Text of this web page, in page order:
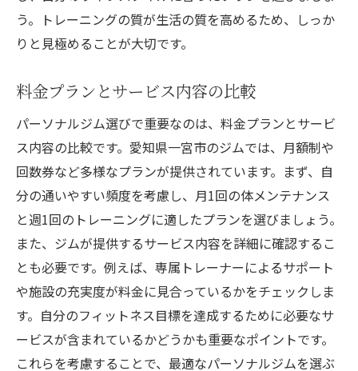
トレーニングの成果を実感する方法
フィットネスと栄養管理の統合
ト
う。トレーニングの質が生活の質を高めるため、しっか
りと見極めることが大切です。
料金プランとサービス内容の比較
パーソナルジム選びで重要なのは、料金プランとサービ
ス内容の比較です。愛知県一宮市のジムでは、月額制や
回数券など多様なプランが提供されています。まず、自
分の通いやすい頻度を考慮し、月1回の体メンテナンス
と週1回のトレーニングに適したプランを選びましょう。
また、ジムが提供するサービス内容を詳細に確認するこ
とも必要です。例えば、専属トレーナーによるサポート
や施設の充実度が料金に見合っているかをチェックしま
す。自分のフィットネス目標を達成するために必要なサ
ービスが含まれているかどうかも重要なポイントです。
これらを考慮することで、最適なパーソナルジムを選ぶ